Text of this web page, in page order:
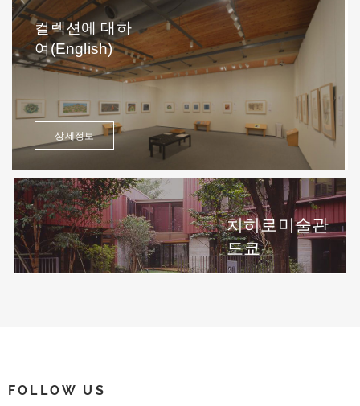
컬렉션에 대하
여(English)
상세정보
치히로미술관
도쿄
FOLLOW US